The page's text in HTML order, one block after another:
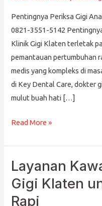
Pentingnya Periksa Gigi
0821-3551-5142
Klinik Gigi Klaten terletak
pemantauan pertumbuhan
medis yang kompleks di
di Key Dental Care, dokter
mulut buah hati […]
Read More »
Layanan
Gigi Klaten
Rapi
Layanan
Kawat
Gigi